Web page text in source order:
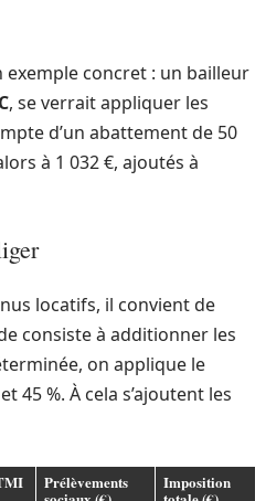
concret : un bailleur
, se verrait appliquer les
d’un abattement de 50
à 1 032 €, ajoutés à
locatifs, il convient de
consiste à additionner les
on applique le
45 %. À cela s’ajoutent les
Prélèvements Imposition